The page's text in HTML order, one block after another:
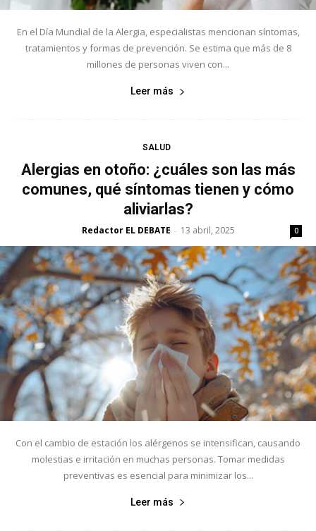
En el Día Mundial de la Alergia, especialistas mencionan síntomas,
tratamientos y formas de prevención. Se estima que más de 8
millones de personas viven con...
Leer más
SALUD
Alergias en otoño: ¿cuáles son las más
comunes, qué síntomas tienen y cómo
aliviarlas?
Redactor EL DEBATE - 13 abril, 2025 0
Con el cambio de estación los alérgenos se intensifican, causando
molestias e irritación en muchas personas. Tomar medidas
preventivas es esencial para minimizar los...
Leer más